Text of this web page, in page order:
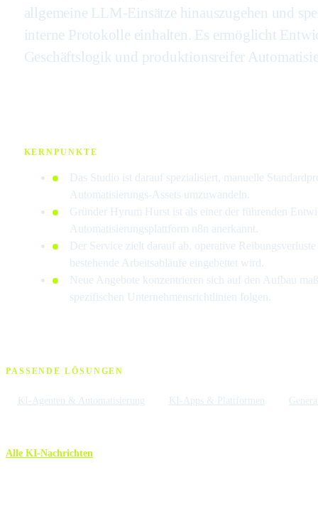
allgemeine LLM-Einsätze hinauszugehen und
interne Protokolle einhalten. Es ermöglicht
Geschäftslogik und produktionsreifer
KERNPUNKTE
Das Studio ist darauf spezialisiert, manuelle
Automatisierungs-Assets umzuwandeln.
Gründer Hyrum Hurst ist als einer der führenden
Automatisierungsplattform n8n anerkannt.
Der Service zielt darauf ab, operative
bestehende Arbeitsabläufe eingebettet wird.
Neue Angebote konzentrieren sich auf den Aufbau
spezifischen Unternehmensrichtlinien folgen.
PASSENDE LÖSUNGEN
KI-Agenten & Automatisierung KI-Apps & Plattformen
Alle KI-Nachrichten